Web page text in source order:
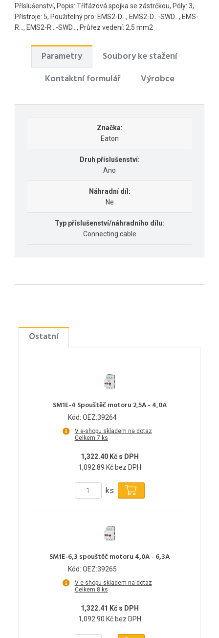
Příslušenství, Popis: Třífázová spojka se zástrčkou, Póly: 3,
Přístroje: 5, Použitelný pro: EMS2-D..., EMS2-D...-SWD..., EMS-
R..., EMS2-R...-SWD..., Průřez vedení: 2,5 mm2
Parametry
Soubory ke stažení
Kontaktní formulář
Výrobce
Značka:
Eaton
Druh příslušenství:
Ano
Náhradní díl:
Ne
Typ příslušenství/náhradního dílu:
Connecting cable
Ostatní
SM1E-4 Spouštěč motoru 2,5A - 4,0A
Kód: OEZ:39264
V e-shopu skladem na dotaz
Celkem 7 ks
1,322.40 Kč s DPH
1,092.89 Kč bez DPH
ks
SM1E-6,3 spouštěč motoru 4,0A - 6,3A
Kód: OEZ:39265
V e-shopu skladem na dotaz
Celkem 8 ks
1,322.41 Kč s DPH
1,092.90 Kč bez DPH